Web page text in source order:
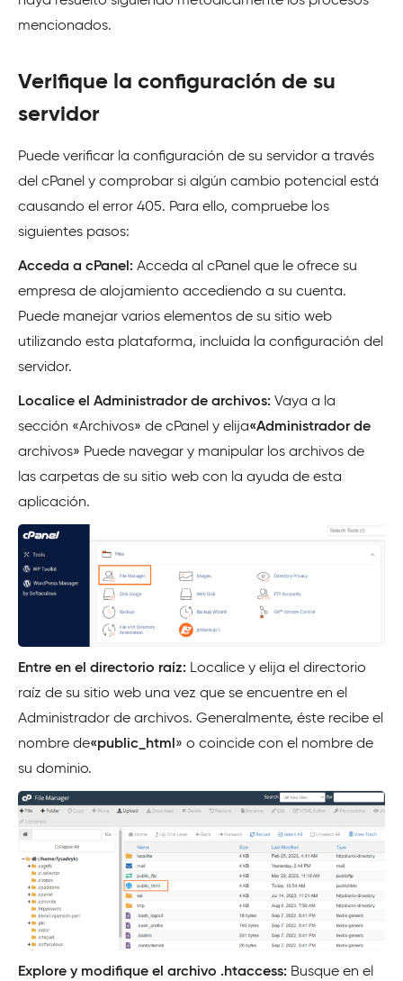
mencionados.
Verifique la configuración de su
servidor
Puede verificar la configuración de su servidor a través
del cPanel y comprobar si algún cambio potencial está
causando el error 405. Para ello, compruebe los
siguientes pasos:
Acceda a cPanel: Acceda al cPanel que le ofrece su
empresa de alojamiento accediendo a su cuenta.
Puede manejar varios elementos de su sitio web
utilizando esta plataforma, incluida la configuración del
servidor.
Localice el Administrador de archivos: Vaya a la
sección «Archivos» de cPanel y elija«Administrador de
archivos» Puede navegar y manipular los archivos de
las carpetas de su sitio web con la ayuda de esta
aplicación.
Entre en el directorio raíz: Localice y elija el directorio
raíz de su sitio web una vez que se encuentre en el
Administrador de archivos. Generalmente, éste recibe el
nombre de«public_html » o coincide con el nombre de
su dominio.
Explore y modifique el archivo .htaccess: Busque en el